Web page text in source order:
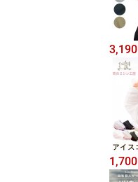
3,190
1,700